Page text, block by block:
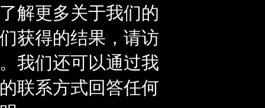
解更多关于我们的
获得的结果，请访
我们还可以通过我
联系方式回答任何